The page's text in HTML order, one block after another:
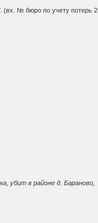
(вх. № бюро по учету потерь
убит в районе д.